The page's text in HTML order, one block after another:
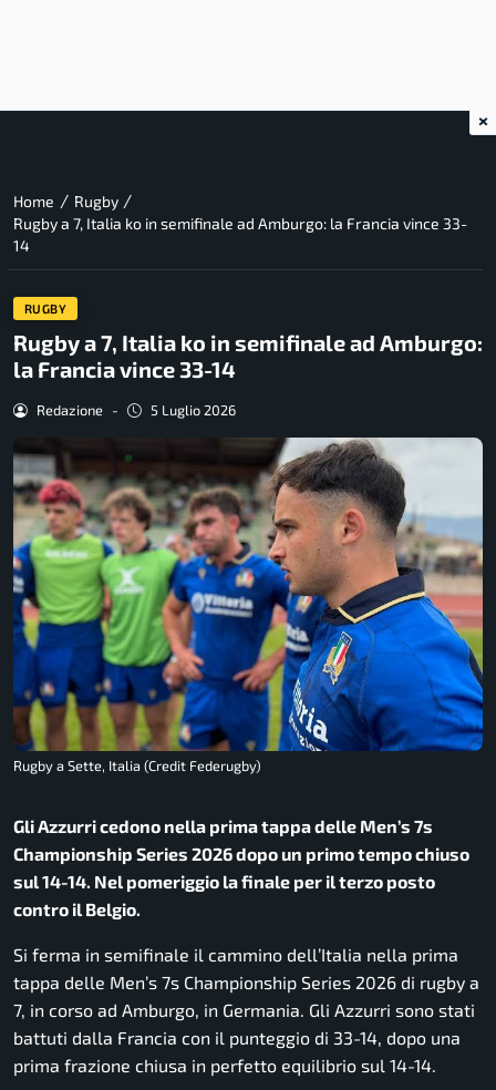
Home / Rugby /
Rugby a 7, Italia ko in semifinale ad Amburgo: la Francia vince 33-
14
RUGBY
Rugby a 7, Italia ko in semifinale ad Amburgo:
la Francia vince 33-14
Redazione - 5 Luglio 2026
Rugby a Sette, Italia (Credit Federugby)
Gli Azzurri cedono nella prima tappa delle Men’s 7s
Championship Series 2026 dopo un primo tempo chiuso
sul 14-14. Nel pomeriggio la finale per il terzo posto
contro il Belgio.
Si ferma in semifinale il cammino dell’Italia nella prima
tappa delle Men’s 7s Championship Series 2026 di rugby a
7, in corso ad Amburgo, in Germania. Gli Azzurri sono stati
battuti dalla Francia con il punteggio di 33-14, dopo una
prima frazione chiusa in perfetto equilibrio sul 14-14.
×